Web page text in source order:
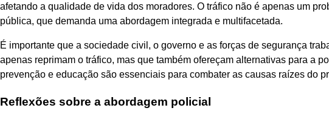
afetando a qualidade de vida dos moradores. O tráfico não é apenas um
pública, que demanda uma abordagem integrada e multifacetada.
É importante que a sociedade civil, o governo e as forças de segurança
apenas reprimam o tráfico, mas que também ofereçam alternativas para a
prevenção e educação são essenciais para combater as causas raízes do
Reflexões sobre a abordagem policial